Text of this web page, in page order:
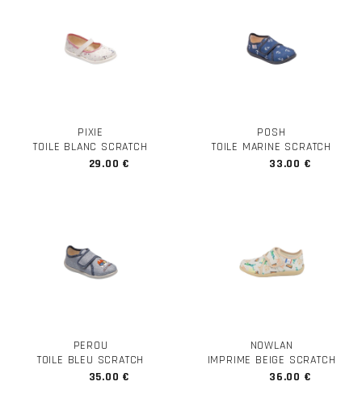
PIXIE
TOILE BLANC SCRATCH
29.00 €
POSH
TOILE MARINE SCRATCH
33.00 €
PEROU
TOILE BLEU SCRATCH
35.00 €
NOWLAN
IMPRIME BEIGE SCRATCH
36.00 €